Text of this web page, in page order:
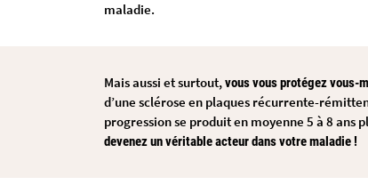
maladie.
Mais aussi et surtout,vous vous protégez vous-
d’une sclérose en plaques récurrente-
progression se produit en moyenne 5 à 8
devenez un véritable acteur dans votre maladie !